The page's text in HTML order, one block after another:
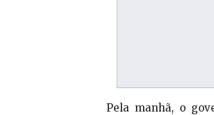
Pela manhã, o